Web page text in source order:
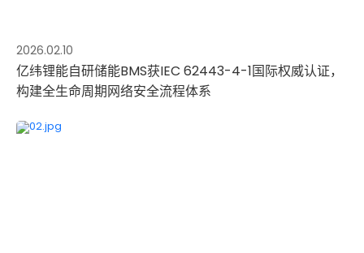
2026.02.10
亿纬锂能自研储能BMS获IEC 62443-4-1国际权威认证，
构建全生命周期网络安全流程体系